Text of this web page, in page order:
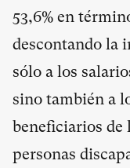
53,6% en
descontando la
sólo a los
sino también a
beneficiarios de
personas